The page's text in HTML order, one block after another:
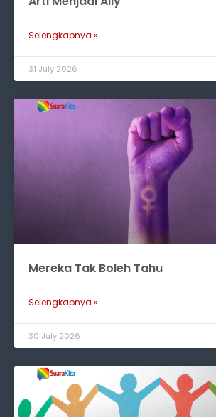
Selengkapnya »
31 July 2026
Mereka Tak Boleh Tahu
Selengkapnya »
30 July 2026